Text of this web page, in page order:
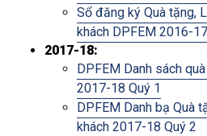
Sổ đăng ký Quà tặng,
khách DPFEM 2016-
2017-18:
DPFEM Danh sách
2017-18 Quý 1
DPFEM Danh bạ Quà
khách 2017-18 Quý 2